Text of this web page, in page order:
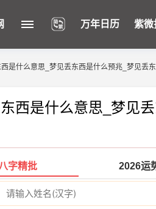
万年日历 紫微
是什么意思_梦见丢东西是什么预兆_梦见丢
西是什么意思_梦见
字精批 2026运